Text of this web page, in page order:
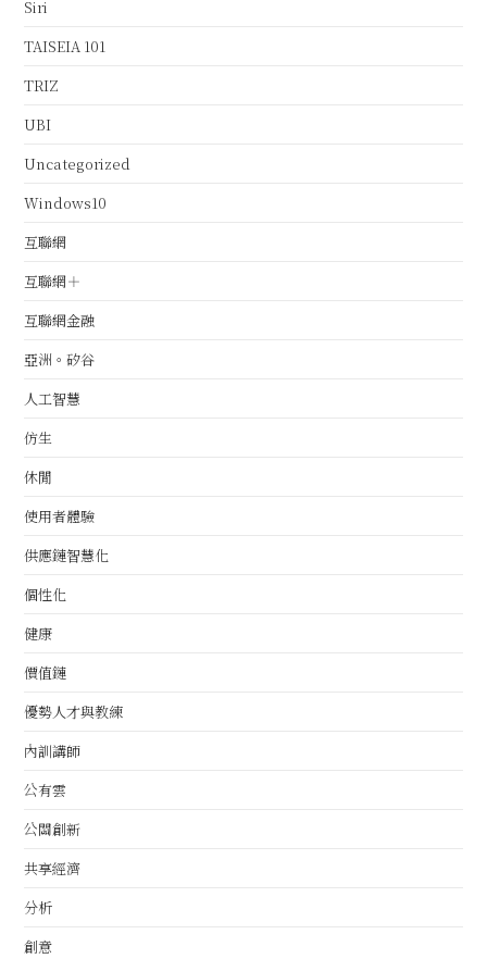
Siri
TAISEIA 101
TRIZ
UBI
Uncategorized
Windows10
互聯網
互聯網＋
互聯網金融
亞洲。矽谷
人工智慧
仿生
休閒
使用者體驗
供應鏈智慧化
個性化
健康
價值鏈
優勢人才與教練
內訓講師
公有雲
公關創新
共享經濟
分析
創意